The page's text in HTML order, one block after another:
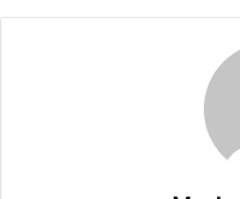
bu rakam 300.000 bine
kalınmasını zorlaştırsa
hamile kalan kadınların